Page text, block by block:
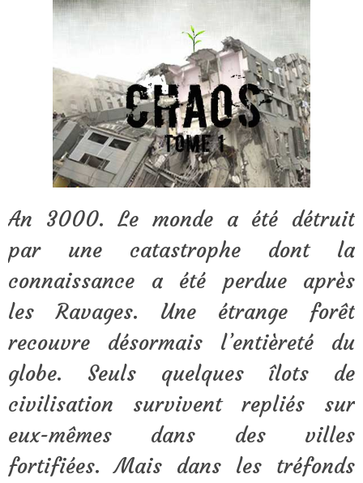
An 3000. Le monde a été détruit
par une catastrophe dont la
connaissance a été perdue après
les Ravages. Une étrange forêt
recouvre désormais l’entièreté du
globe. Seuls quelques îlots de
civilisation survivent repliés sur
eux-mêmes dans des villes
fortifiées. Mais dans les tréfonds